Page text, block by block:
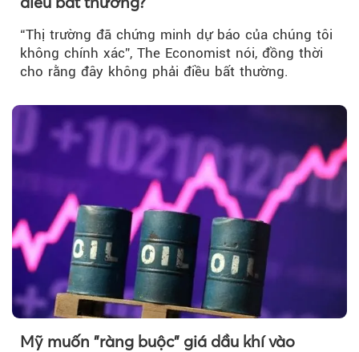
“Thị trường đã chứng minh dự báo của chúng tôi
không chính xác”, The Economist nói, đồng thời
cho rằng đây không phải điều bất thường.
Mỹ muốn "ràng buộc" giá dầu khí vào